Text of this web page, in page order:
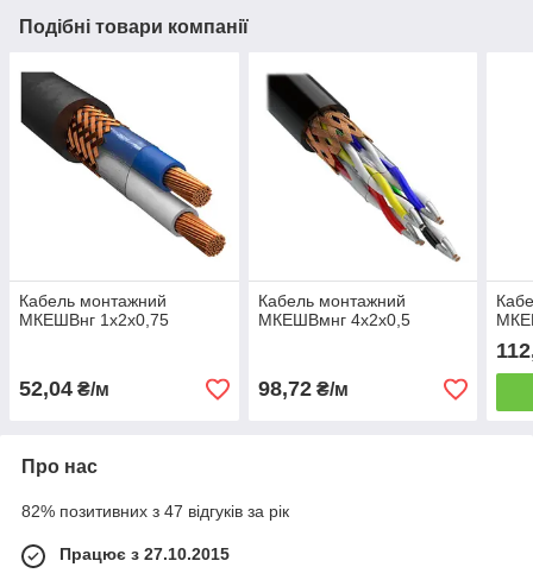
Подібні товари компанії
Кабель монтажний
МКЕШВнг 1х2х0,75
52,04 ₴/м
Кабель монтажний
МКЕШВмнг 4х2х0,5
98,72₴/м
Про нас
82% позитивних з 47 відгуків за рік
Працює з 27.10.2015